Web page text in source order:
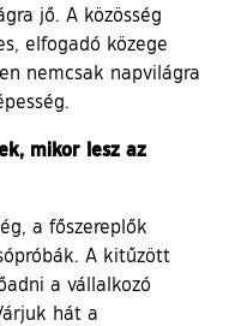
jő. A közösség
elfogadó közege
nemcsak napvilágra
mikor lesz az
a főszereplők
A kitűzött
a vállalkozó
hát a